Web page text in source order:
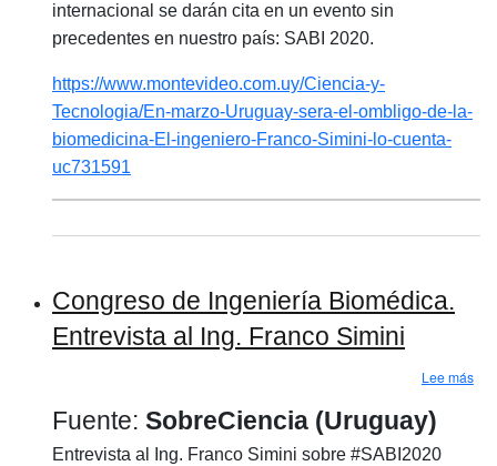
internacional se darán cita en un evento sin
precedentes en nuestro país: SABI 2020.
https://www.montevideo.com.uy/Ciencia-y-
Tecnologia/En-marzo-Uruguay-sera-el-ombligo-de-la-
biomedicina-El-ingeniero-Franco-Simini-lo-cuenta-
uc731591
Congreso de Ingeniería Biomédica.
Entrevista al Ing. Franco Simini
Lee más
Fuente: SobreCiencia (Uruguay)
Entrevista al Ing. Franco Simini sobre #SABI2020